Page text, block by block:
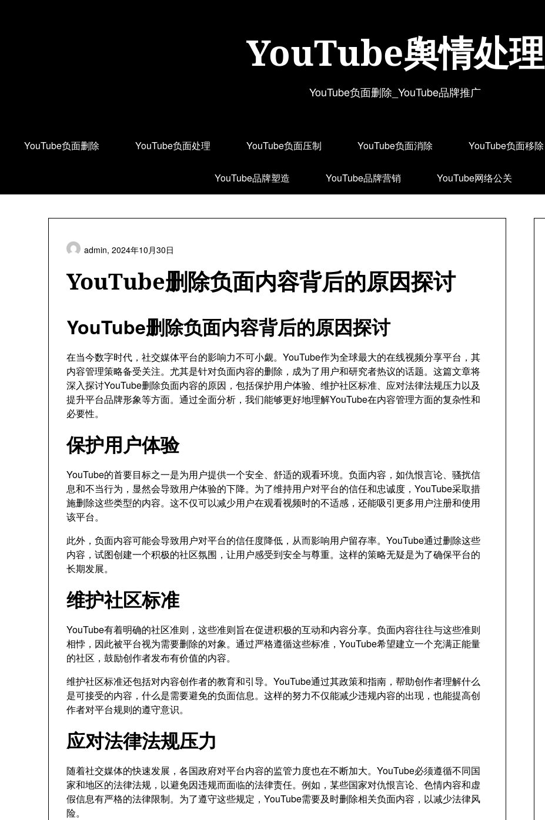
YouTube舆情处理
YouTube负面删除_YouTube品牌推广
YouTube负面删除 YouTube负面处理 YouTube负面压制 YouTube负面消除 YouTube负面移除
YouTube品牌塑造 YouTube品牌营销 YouTube网络公关
YouTube删除负面内容背后的原因探讨
admin, 2024年10月30日
YouTube删除负面内容背后的原因探讨
在当今数字时代，社交媒体平台的影响力不可小觑。YouTube作为全球最大的在线视频分享平台，其
内容管理策略备受关注。尤其是针对负面内容的删除，成为了用户和研究者热议的话题。这篇文章将
深入探讨YouTube删除负面内容的原因，包括保护用户体验、维护社区标准、应对法律法规压力以及
提升平台品牌形象等方面。通过全面分析，我们能够更好地理解YouTube在内容管理方面的复杂性和
必要性。
保护用户体验
YouTube的首要目标之一是为用户提供一个安全、舒适的观看环境。负面内容，如仇恨言论、骚扰信
息和不当行为，显然会导致用户体验的下降。为了维持用户对平台的信任和忠诚度，YouTube采取措
施删除这些类型的内容。这不仅可以减少用户在观看视频时的不适感，还能吸引更多用户注册和使用
该平台。
此外，负面内容可能会导致用户对平台的信任度降低，从而影响用户留存率。YouTube通过删除这些
内容，试图创建一个积极的社区氛围，让用户感受到安全与尊重。这样的策略无疑是为了确保平台的
长期发展。
维护社区标准
YouTube有着明确的社区准则，这些准则旨在促进积极的互动和内容分享。负面内容往往与这些准则
相悖，因此被平台视为需要删除的对象。通过严格遵循这些标准，YouTube希望建立一个充满正能量
的社区，鼓励创作者发布有价值的内容。
维护社区标准还包括对内容创作者的教育和引导。YouTube通过其政策和指南，帮助创作者理解什么
是可接受的内容，什么是需要避免的负面信息。这样的努力不仅能减少违规内容的出现，也能提高创
作者对平台规则的遵守意识。
应对法律法规压力
随着社交媒体的快速发展，各国政府对平台内容的监管力度也在不断加大。YouTube必须遵循不同国
家和地区的法律法规，以避免因违规而面临的法律责任。例如，某些国家对仇恨言论、色情内容和虚
假信息有严格的法律限制。为了遵守这些规定，YouTube需要及时删除相关负面内容，以减少法律风
险。